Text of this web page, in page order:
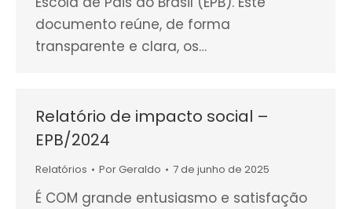
documento reúne, de forma
transparente e clara, os…
Relatório de impacto social –
EPB/2024
Relatórios Por Geraldo 7 de junho de 2025
É COM grande entusiasmo e satisfação